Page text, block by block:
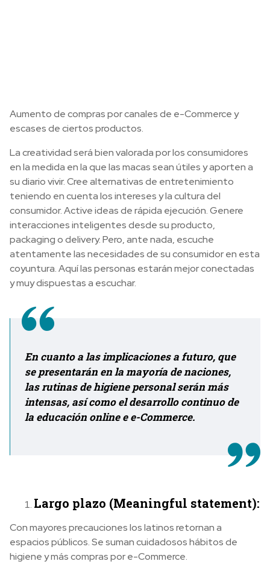
Aumento de compras por canales de e-Commerce y
escases de ciertos productos.
La creatividad será bien valorada por los consumidores
en la medida en la que las macas sean útiles y aporten a
su diario vivir. Cree alternativas de entretenimiento
teniendo en cuenta los intereses y la cultura del
consumidor. Active ideas de rápida ejecución. Genere
interacciones inteligentes desde su producto,
packaging o delivery. Pero, ante nada, escuche
atentamente las necesidades de su consumidor en esta
coyuntura. Aquí las personas estarán mejor conectadas
y muy dispuestas a escuchar.
En cuanto a las implicaciones a futuro, que
se presentarán en la mayoría de naciones,
las rutinas de higiene personal serán más
intensas, así como el desarrollo continuo de
la educación online e e-Commerce.
Largo plazo (Meaningful statement):
Con mayores precauciones los latinos retornan a
espacios públicos. Se suman cuidadosos hábitos de
higiene y más compras por e-Commerce.